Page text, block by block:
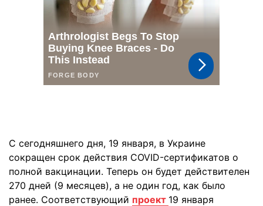
С сегодняшнего дня, 19 января, в Украине
сокращен срок действия COVID-сертификатов о
полной вакцинации. Теперь он будет действителен
270 дней (9 месяцев), а не один год, как было
ранее. Соответствующий проект 19 января